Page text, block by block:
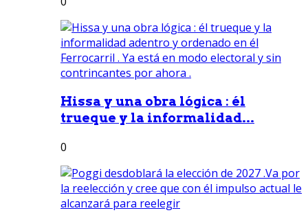
Hissa y una obra lógica : él
trueque y la informalidad...
0